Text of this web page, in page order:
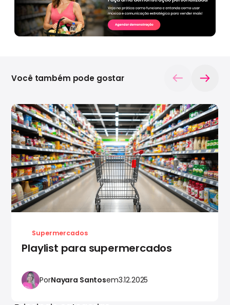
Supermercados
Playlist para supermercados
PorNayara Santosem3.12.2025
Você também pode gostar